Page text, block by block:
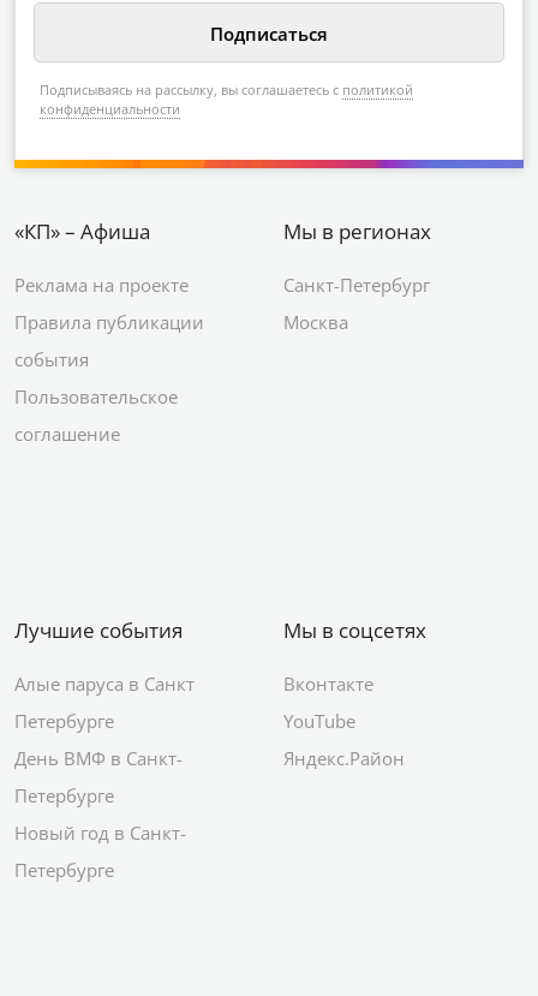
Подписываясь на рассылку, вы соглашаетесь с политикой
конфиденциальности
«КП» – Афиша
Реклама на проекте
Правила публикации
события
Пользовательское
соглашение
Мы в регионах
Санкт-Петербург
Москва
Лучшие события
Алые паруса в Санкт
Петербурге
День ВМФ в Санкт-
Петербурге
Новый год в Санкт-
Петербурге
Мы в соцсетях
Вконтакте
YouTube
Яндекс.Район